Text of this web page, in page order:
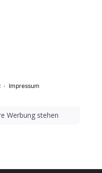
Werbung stehen